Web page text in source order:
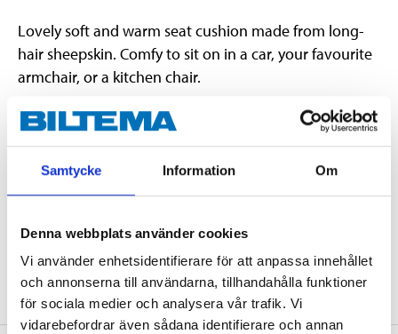
Samtycke Information Om
Denna webbplats använder cookies
Vi använder enhetsidentifierare för att anpassa innehållet
och annonserna till användarna, tillhandahålla funktioner
för sociala medier och analysera vår trafik. Vi
vidarebefordrar även sådana identifierare och annan
Lovely soft and warm seat cushion made from long-
hair sheepskin. Comfy to sit on in a car, your favourite
armchair, or a kitchen chair.
Technical specifications
Length
40 cm
Width
40 cm
Colour
Black